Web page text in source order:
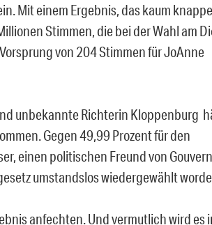
Mit einem Ergebnis, das kaum
Stimmen, die bei der Wahl am
von 204 Stimmen für JoAnne
unbekannte Richterin Kloppenburg
Gegen 49,99 Prozent für den
einen politischen Freund von
umstandslos wiedergewählt
anfechten. Und vermutlich wird es